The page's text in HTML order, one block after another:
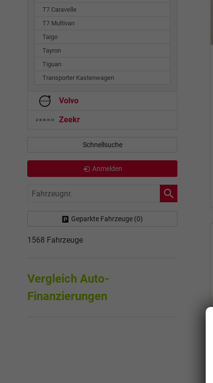
T7 Caravelle
T7 Multivan
Taigo
Tayron
Tiguan
Transporter Kastenwagen
Volvo
Zeekr
Schnellsuche
Anmelden
Fahrzeugnr.
Geparkte Fahrzeuge (0)
1568 Fahrzeuge
Vergleich Auto-
Finanzierungen